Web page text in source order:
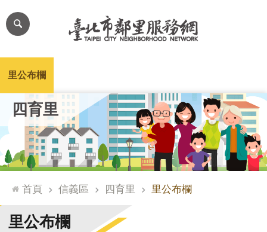
跳到主要內容區塊
尋
網
站
台
通
臺
北
四育里
里公布欄
首頁 信義區 四育里 里公布欄
里公布欄